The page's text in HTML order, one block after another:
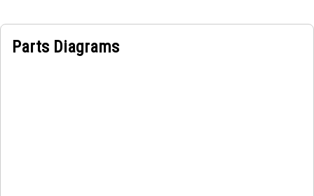
Parts Diagrams